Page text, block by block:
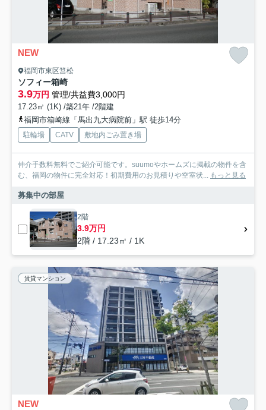
NEW
福岡市東区筥松
ソフィー箱崎
3.9万円 管理/共益費3,000円
17.23㎡ (1K) /築21年 /2階建
福岡市箱崎線「馬出九大病院前」駅 徒歩14分
駐輪場 CATV 敷地内ごみ置き場
仲介手数料無料でご紹介可能です。suumoやホームズに掲載の物件を含
む、福岡の物件に完全対応！初期費用のお見積りや空室状... もっと見る
募集中の部屋
2階
3.9万円
2階 / 17.23㎡ / 1K
賃貸マンション
NEW